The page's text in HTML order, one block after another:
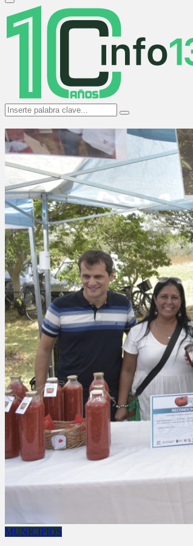
Primary
Menu
Search
for:
Search
MUNICIPIOS